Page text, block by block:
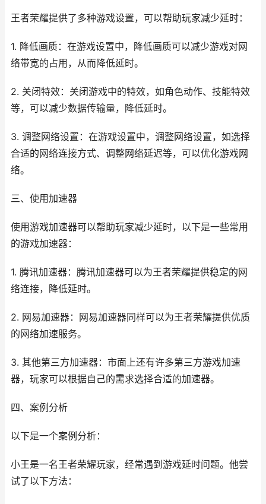
王者荣耀提供了多种游戏设置，可以帮助玩家减少延时：
1. 降低画质：在游戏设置中，降低画质可以减少游戏对网
络带宽的占用，从而降低延时。
2. 关闭特效：关闭游戏中的特效，如角色动作、技能特效
等，可以减少数据传输量，降低延时。
3. 调整网络设置：在游戏设置中，调整网络设置，如选择
合适的网络连接方式、调整网络延迟等，可以优化游戏网
络。
三、使用加速器
使用游戏加速器可以帮助玩家减少延时，以下是一些常用
的游戏加速器：
1. 腾讯加速器：腾讯加速器可以为王者荣耀提供稳定的网
络连接，降低延时。
2. 网易加速器：网易加速器同样可以为王者荣耀提供优质
的网络加速服务。
3. 其他第三方加速器：市面上还有许多第三方游戏加速
器，玩家可以根据自己的需求选择合适的加速器。
四、案例分析
以下是一个案例分析：
小王是一名王者荣耀玩家，经常遇到游戏延时问题。他尝
试了以下方法：